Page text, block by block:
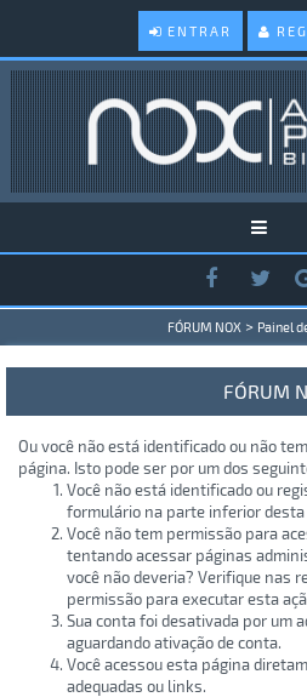
ENTRAR
FÓRUM NOX > Painel
FÓRUM
Ou você não está identificado ou não
página. Isto pode ser por um dos
Você não está identificado ou
formulário na parte inferior
Você não tem permissão para
tentando acessar páginas
você não deveria? Verifique nas
permissão para executar esta
Sua conta foi desativada por um
aguardando ativação de conta.
Você acessou esta página
adequadas ou links.